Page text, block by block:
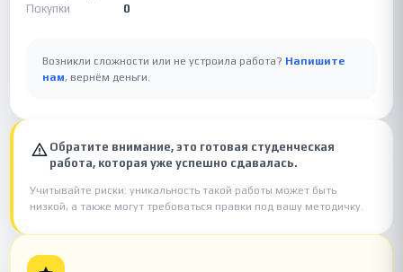
Покупки
0
Возникли сложности или не устроила работа? Напишите
нам, вернём деньги.
Обратите внимание, это готовая студенческая
работа, которая уже успешно сдавалась.
Учитывайте риски: уникальность такой работы может быть
низкой, а также могут требоваться правки под вашу методичку.